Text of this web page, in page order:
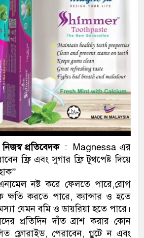
জনগণ পরিবর্তন চেয়েছে
প্রধানমন্ত্রী
মিরপুর মডেল থানার অভিযানে
মাদক কারবারি গ্রেফতার
২৮ লাখ টাকার জাল নোটসহ
থানা পুলিশ
যেকোনো সময় বেনজীরের
নেতৃত্ব ও গণতন্ত্রের মূর্তমান
প্রতিবেদক : Magnessa এর
ফ্রি এবং সুগার ফ্রি টুথপেষ্ট দিয়ে
নষ্ট করে ফেলতে পারে,রোগ
ক্ষতি করতে পারে, ক্যান্সার ও হতে
যেমন বমি ও ডায়রিয়া হতে পারে।
প্রতিদিন দাঁত ব্রাশ করার কোন
ফ্লোরাইড, পেরাবেন, গ্লুটে ন এবং